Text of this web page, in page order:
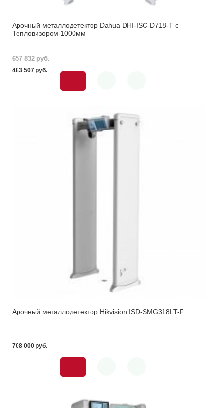
Арочный металлодетектор Dahua DHI-ISC-D718-T с
Тепловизором 1000мм
657 832 pуб.
483 507 pуб.
Арочный металлодетектор Hikvision ISD-SMG318LT-F
708 000 pуб.